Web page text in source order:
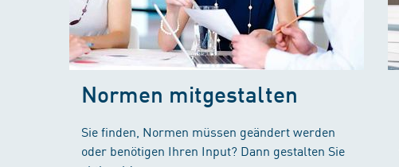
Normen mitgestalten
Sie finden, Normen müssen geändert werden
oder benötigen Ihren Input? Dann gestalten Sie